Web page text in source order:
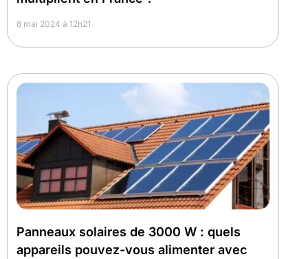
8 mai 2024 à 12h21
Panneaux solaires de 3000 W : quels
appareils pouvez-vous alimenter avec